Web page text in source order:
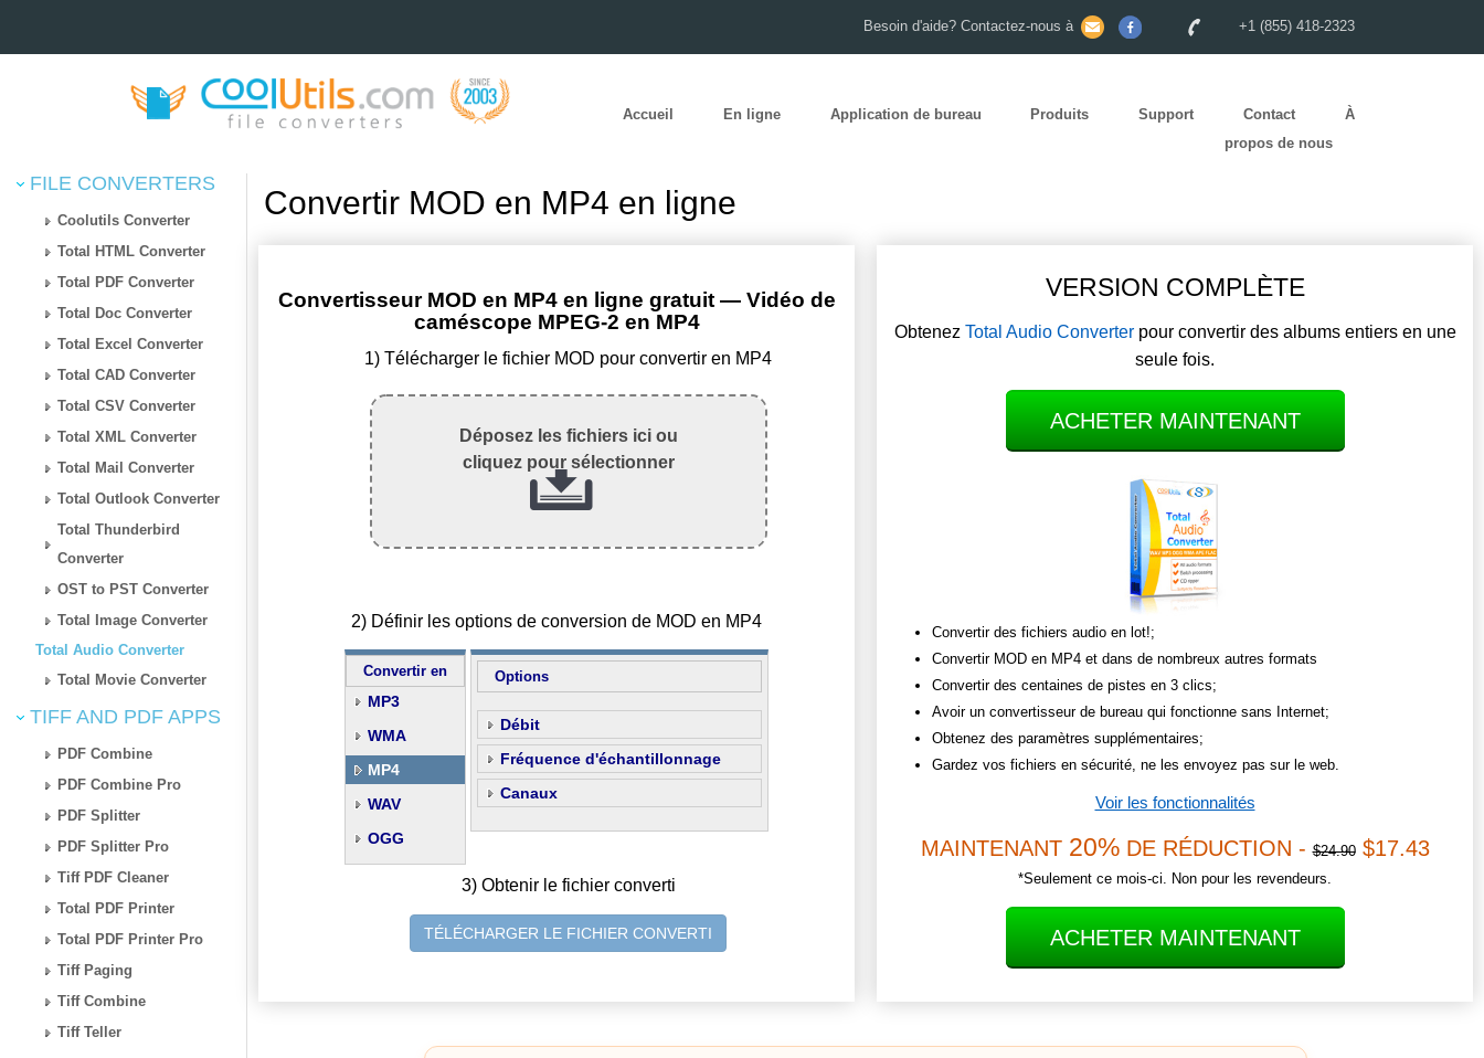
Besoin d'aide? Contactez-nous à +1 (855) 418-2323
Accueil En ligne Application de bureau Produits Support Contact
À
propos de nous
FILE CONVERTERS
Coolutils Converter
Total HTML Converter
Total PDF Converter
Total Doc Converter
Total Excel Converter
Total CAD Converter
Total CSV Converter
Total XML Converter
Total Mail Converter
Total Outlook Converter
Total Thunderbird
Converter
OST to PST Converter
Total Image Converter
Total Audio Converter
Total Movie Converter
TIFF AND PDF APPS
PDF Combine
PDF Combine Pro
PDF Splitter
PDF Splitter Pro
Tiff PDF Cleaner
Total PDF Printer
Total PDF Printer Pro
Tiff Paging
Tiff Combine
Tiff Teller
Convertir MOD en MP4 en ligne
Convertisseur MOD en MP4 en ligne gratuit — Vidéo de
caméscope MPEG-2 en MP4
1) Télécharger le fichier MOD pour convertir en MP4
Déposez les fichiers ici ou
cliquez pour sélectionner
2) Définir les options de conversion de MOD en MP4
Convertir en
MP3
WMA
MP4
WAV
OGG
Options
Débit
Fréquence d'échantillonnage
Canaux
3) Obtenir le fichier converti
TÉLÉCHARGER LE FICHIER CONVERTI
VERSION COMPLÈTE
Obtenez Total Audio Converterpour convertir des albums entiers en une
seule fois.
ACHETER MAINTENANT
Convertir des fichiers audio en lot!;
Convertir MOD en MP4 et dans de nombreux autres formats
Convertir des centaines de pistes en 3 clics;
Avoir un convertisseur de bureau qui fonctionne sans Internet;
Obtenez des paramètres supplémentaires;
Gardez vos fichiers en sécurité, ne les envoyez pas sur le web.
Voir les fonctionnalités
MAINTENANT 20%DE RÉDUCTION -$24.90$17.43
*Seulement ce mois-ci. Non pour les revendeurs.
ACHETER MAINTENANT